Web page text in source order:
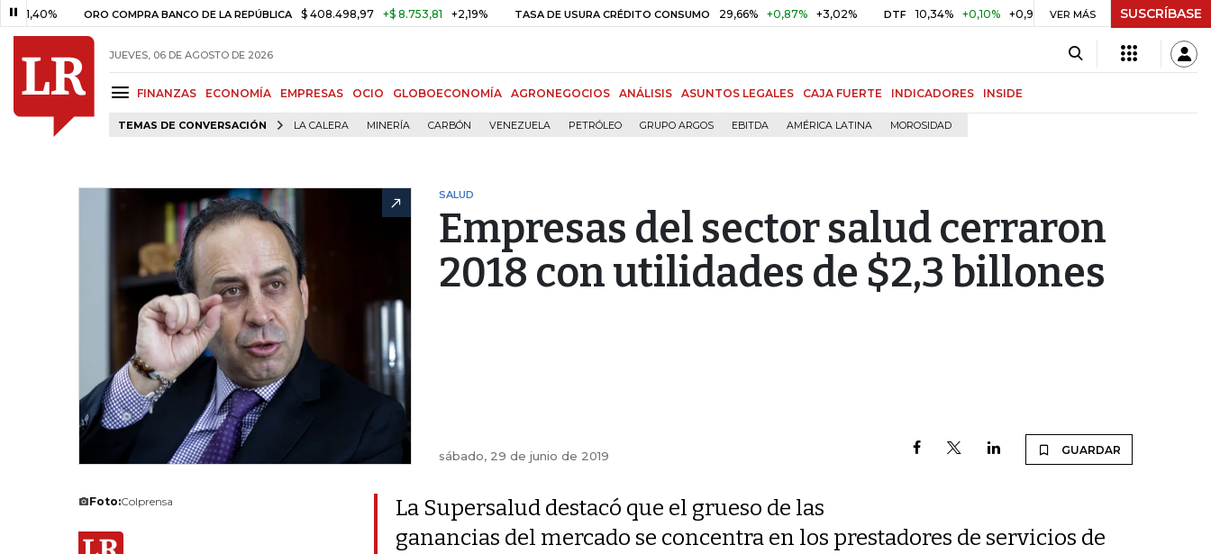
ORO COMPRA BANCO DE LA REPÚBLICA $ 408.498,97 +$ 8.753,81 +2,19% TASA DE USURA CRÉDITO CONSUMO 29,66% +0,87% +3,02% DTF 10,34% +0,10% +0,98% UVR $ 416,86 +$ 0,05 +0,01%
VER MÁS SUSCRÍBASE
JUEVES, 06 DE AGOSTO DE 2026
FINANZAS ECONOMÍA EMPRESAS OCIO GLOBOECONOMÍA AGRONEGOCIOS ANÁLISIS ASUNTOS LEGALES CAJA FUERTE INDICADORES INSIDE
TEMAS DE CONVERSACIÓN LA CALERA MINERÍA CARBÓN VENEZUELA PETRÓLEO GRUPO ARGOS EBITDA AMÉRICA LATINA MOROSIDAD
SALUD
Empresas del sector salud cerraron
2018 con utilidades de $2,3 billones
sábado, 29 de junio de 2019 GUARDAR
Foto:Colprensa
La Supersalud destacó que el grueso de las
ganancias del mercado se concentra en los prestadores de servicios de